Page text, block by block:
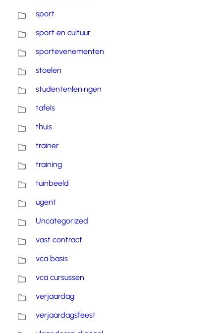
sport
sport en cultuur
sportevenementen
stoelen
studentenleningen
tafels
thuis
trainer
training
tuinbeeld
ugent
Uncategorized
vast contract
vca basis
vca cursussen
verjaardag
verjaardagsfeest